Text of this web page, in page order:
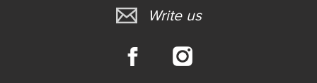
Write us